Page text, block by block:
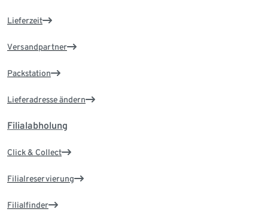
Lieferzeit
Versandpartner
Packstation
Lieferadresse ändern
Filialabholung
Click & Collect
Filialreservierung
Filialfinder